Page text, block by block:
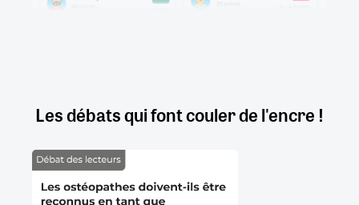
Les débats qui font couler de l'encre !